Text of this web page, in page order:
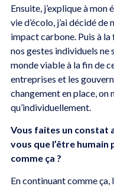
Ensuite, j’explique à
vie d’écolo, j’ai décidé
impact carbone. Puis à
nos gestes individuels ne
monde viable à la fin de
entreprises et les
changement en place, on
qu’individuellement.
Vous faites un constat
vous que l’être
comme ça ?
En continuant comme